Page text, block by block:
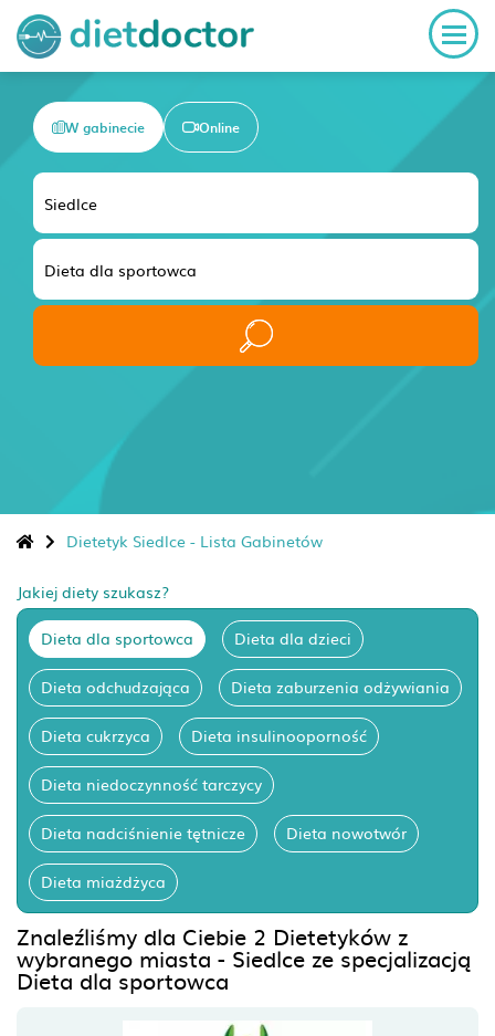
W gabinecie Online
Dietetyk Siedlce - Lista Gabinetów
Jakiej diety szukasz?
Dieta dla sportowca Dieta dla dzieci
Dieta odchudzająca Dieta zaburzenia odżywiania
Dieta cukrzyca Dieta insulinooporność
Dieta niedoczynność tarczycy
Dieta nadciśnienie tętnicze Dieta nowotwór
Dieta miażdżyca
Znaleźliśmy dla Ciebie 2 Dietetyków z
wybranego miasta - Siedlce ze specjalizacją
Dieta dla sportowca